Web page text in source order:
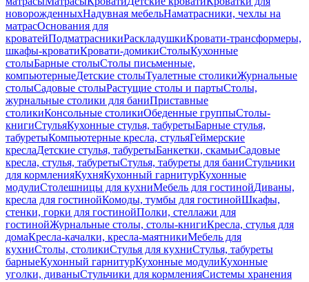
новорожденныхНадувная мебельНаматрасники, чехлы на
матрасОснования для
кроватейПодматрасникиРаскладушкиКровати-трансформеры,
шкафы-кроватиКровати-домикиСтолыКухонные
столыБарные столыСтолы письменные,
компьютерныеДетские столыТуалетные столикиЖурнальные
столыСадовые столыРастущие столы и партыСтолы,
журнальные столики для баниПриставные
столикиКонсольные столикиОбеденные группыСтолы-
книгиСтульяКухонные стулья, табуретыБарные стулья,
табуретыКомпьютерные кресла, стульяГеймерские
креслаДетские стулья, табуретыБанкетки, скамьиСадовые
кресла, стулья, табуретыСтулья, табуреты для баниСтульчики
для кормленияКухняКухонный гарнитурКухонные
модулиСтолешницы для кухниМебель для гостинойДиваны,
кресла для гостинойКомоды, тумбы для гостинойШкафы,
стенки, горки для гостинойПолки, стеллажи для
гостинойЖурнальные столы, столы-книгиКресла, стулья для
домаКресла-качалки, кресла-маятникиМебель для
кухниСтолы, столикиСтулья для кухниСтулья, табуреты
барныеКухонный гарнитурКухонные модулиКухонные
уголки, диваныСтульчики для кормленияСистемы хранения